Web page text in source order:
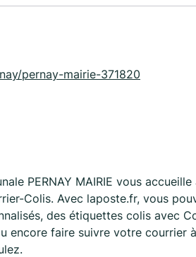
pernay-mairie-371820
PERNAY MAIRIE vous accueille
Colis. Avec laposte.fr, vous
des étiquettes colis avec
encore faire suivre votre courrier